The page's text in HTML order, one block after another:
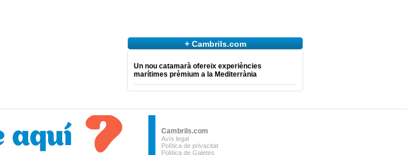
+ Cambrils.com
Un nou catamarà ofereix experiències
marítimes prèmium a la Mediterrània
Cambrils.com
Avís legal
Política de privacitat
Política de Galetes